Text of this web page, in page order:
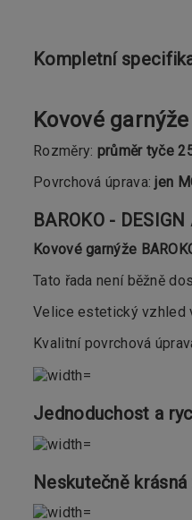
Kompletní
Kovové
Rozměry: průměr tyče
Povrchová úprava:jen
BAROKO -
Kovové garnýže
Tato řada není běžně
Velice estetický vzhled
Kvalitní povrchová
Jednoduchost a
Neskutečně